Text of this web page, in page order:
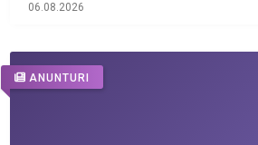
06.08.2026
ANUNTURI